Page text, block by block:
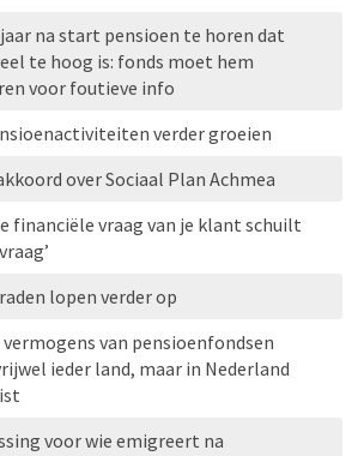
na start pensioen te horen dat
te hoog is: fonds moet hem
voor foutieve info
verder groeien
over Sociaal Plan Achmea
financiële vraag van je klant schuilt
lopen verder op
van pensioenfondsen
ieder land, maar in Nederland
voor wie emigreert na